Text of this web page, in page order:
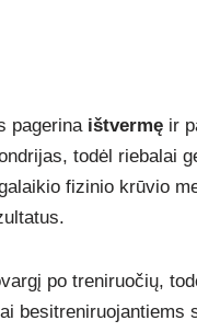
pagerina ištvermę ir
todėl riebalai
fizinio krūvio
po treniruočių,
besitreniruojantiems